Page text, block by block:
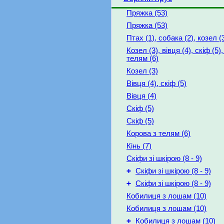
Пряжка (53)
Пряжка (53)
Птах (1), собака (2), козел
Козел (3), вівця (4), скіф
телям (6)
Козел (3)
Вівця (4), скіф (5)
Вівця (4)
Скіф (5)
Скіф (5)
Корова з телям (6)
Кінь (7)
Скіфи зі шкірою (8 - 9)
+ Скіфи зі шкірою (8 - 9)
+ Скіфи зі шкірою (8 - 9)
Кобилиця з лошам (10)
Кобилиця з лошам (10)
+ Кобилиця з лошам (10)